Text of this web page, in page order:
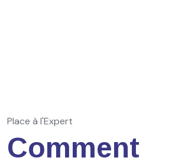
Place à l'Expert
Comment